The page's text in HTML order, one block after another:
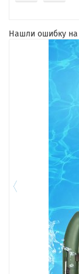
Нашли ошибку на